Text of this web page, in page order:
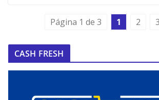
Página 1 de 3 1 2 3
CASH FRESH